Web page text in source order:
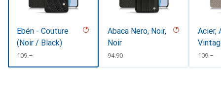
Ebén - Couture
(Noir / Black)
CHF
109.–
Abaca Nero, Noir,
Noir
CHF
94.90
Acier,
CHF
109.–